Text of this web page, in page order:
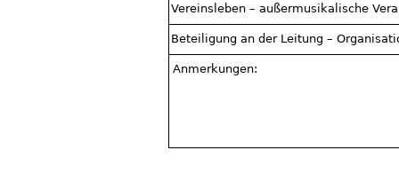
Vereinsleben – außermusikalische
Beteiligung an der Leitung –
Anmerkungen: